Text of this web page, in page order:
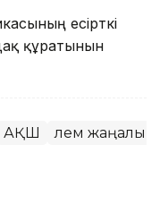
есірткі
құратынын
АҚШ Әлем